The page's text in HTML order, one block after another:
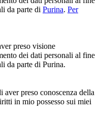
da parte di Purina. Per
preso visione
dei dati personali al fine
da parte di Purina.
preso conoscenza della
in mio possesso sui miei